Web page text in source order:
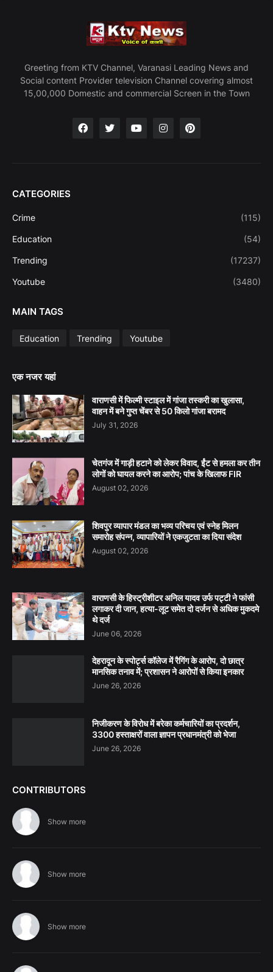
Greeting from KTV Channel, Varanasi Leading News and
Social content Provider television Channel covering almost
15,00,000 Domestic and commercial Screen in the Town
CATEGORIES
Crime (115)
Education (54)
Trending (17237)
Youtube (3480)
MAIN TAGS
Education Trending Youtube
एक नजर यहां
वाराणसी में फिल्मी स्टाइल में गांजा तस्करी का खुलासा,
वाहन में बने गुप्त चेंबर से 50 किलो गांजा बरामद
July 31, 2026
चेतगंज में गाड़ी हटाने को लेकर विवाद, ईंट से हमला कर तीन
लोगों को घायल करने का आरोप; पांच के खिलाफ FIR
August 02, 2026
शिवपुर व्यापार मंडल का भव्य परिचय एवं स्नेह मिलन
समारोह संपन्न, व्यापारियों ने एकजुटता का दिया संदेश
August 02, 2026
वाराणसी के हिस्ट्रीशीटर अनिल यादव उर्फ पट्टी ने फांसी
लगाकर दी जान, हत्या-लूट समेत दो दर्जन से अधिक मुकदमे
थे दर्ज
June 06, 2026
देहरादून के स्पोर्ट्स कॉलेज में रैगिंग के आरोप, दो छात्र
मानसिक तनाव में; प्रशासन ने आरोपों से किया इनकार
June 26, 2026
निजीकरण के विरोध में बरेका कर्मचारियों का प्रदर्शन,
3300 हस्ताक्षरों वाला ज्ञापन प्रधानमंत्री को भेजा
June 26, 2026
CONTRIBUTORS
Show more
Show more
Show more